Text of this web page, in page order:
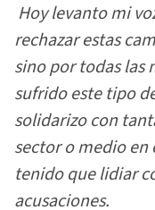
Hoy levanto mi
rechazar estas
sino por todas las
sufrido este tipo
solidarizo con
sector o medio en
tenido que lidiar
acusaciones.